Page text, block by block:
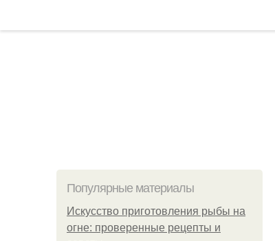
Популярные материалы
Искусство приготовления рыбы на
огне: проверенные рецепты и